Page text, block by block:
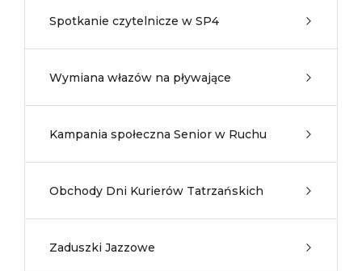
Spotkanie czytelnicze w SP4
Wymiana włazów na pływające
Kampania społeczna Senior w Ruchu
Obchody Dni Kurierów Tatrzańskich
Zaduszki Jazzowe